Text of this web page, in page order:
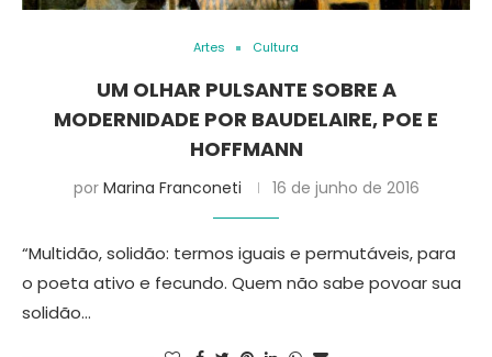
Artes Cultura
UM OLHAR PULSANTE SOBRE A
MODERNIDADE POR BAUDELAIRE, POE E
HOFFMANN
por Marina Franconeti 16 de junho de 2016
“Multidão, solidão: termos iguais e permutáveis, para
o poeta ativo e fecundo. Quem não sabe povoar sua
solidão…